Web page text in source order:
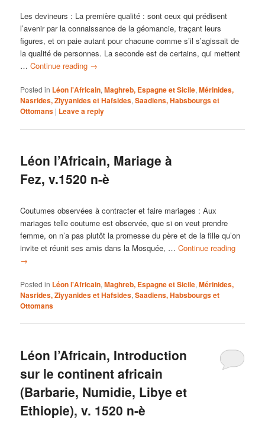
Les devineurs : La première qualité : sont ceux qui prédisent
l’avenir par la connaissance de la géomancie, traçant leurs
figures, et on paie autant pour chacune comme s’il s’agissait de
la qualité de personnes. La seconde est de certains, qui mettent
…Continue reading →
Posted in Léon l'Africain,Maghreb, Espagne et Sicile,Mérinides,
Nasrides, Ziyyanides et Hafsides,Saadiens, Habsbourgs et
Ottomans | Leave a reply
Léon l’Africain, Mariage à
Fez, v.1520 n-è
Coutumes observées à contracter et faire mariages : Aux
mariages telle coutume est observée, que si on veut prendre
femme, on n’a pas plutôt la promesse du père et de la fille qu’on
invite et réunit ses amis dans la Mosquée, …Continue reading
→
Posted in Léon l'Africain,Maghreb, Espagne et Sicile,Mérinides,
Nasrides, Ziyyanides et Hafsides,Saadiens, Habsbourgs et
Ottomans
Léon l’Africain, Introduction
sur le continent africain
(Barbarie, Numidie, Libye et
Ethiopie), v. 1520 n-è